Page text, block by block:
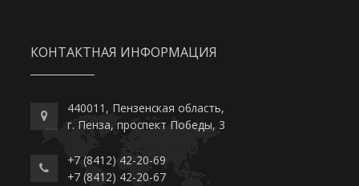
КОНТАКТНАЯ ИНФОРМАЦИЯ
440011, Пензенская область,
г. Пенза, проспект Победы, 3
+7 (8412) 42-20-69
+7 (8412) 42-20-67